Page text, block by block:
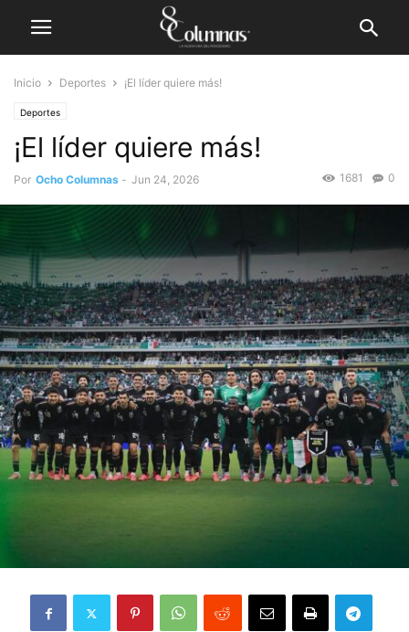
Inicio Deportes ¡El líder quiere más!
Deportes
¡El líder quiere más!
Por Ocho Columnas - Jun 24, 2026 0
1681